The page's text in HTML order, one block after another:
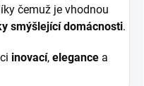
čemuž je vhodnou
smýšlející domácnosti.
inovací, elegance a